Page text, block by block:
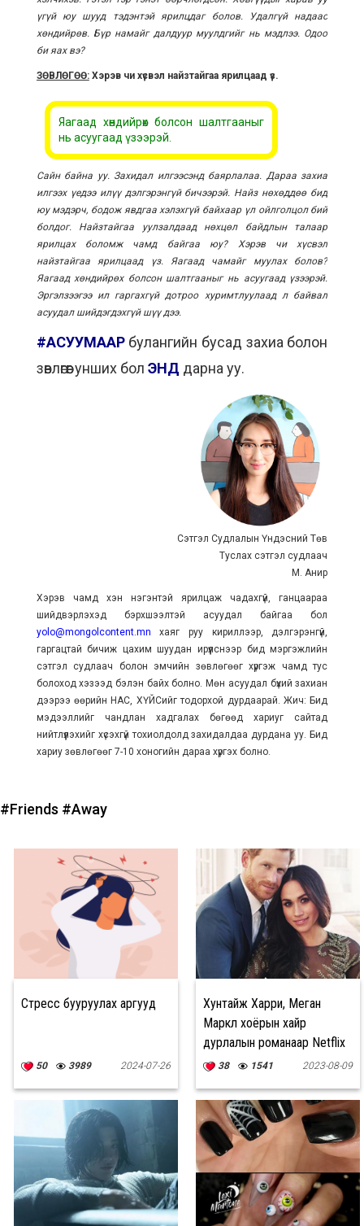
үгүй юу шууд тэдэнтэй ярилцдаг болов. Удалгүй надаас
хөндийрөв. Бүр намайг далдуур муулдгийг нь мэдлээ. Одоо
би яах вэ?
ЗӨВЛӨГӨӨ:Хэрэв чи хүсвэл найзтайгаа ярилцаад үз.
Яагаад хөндийрөх болсон шалтгааныг
нь асуугаад үзээрэй.
Сайн байна уу. Захидал илгээсэнд баярлалаа. Дараа захиа
илгээх үедээ илүү дэлгэрэнгүй бичээрэй. Найз нөхөддөө бид
юу мэдэрч, бодож явдгаа хэлэхгүй байхаар үл ойлголцол бий
болдог. Найзтайгаа уулзалдаад нөхцөл байдлын талаар
ярилцах боломж чамд байгаа юу? Хэрэв чи хүсвэл
найзтайгаа ярилцаад үз. Яагаад чамайг муулах болов?
Яагаад хөндийрөх болсон шалтгааныг нь асуугаад үзээрэй.
Эргэлзээгээ ил гаргахгүй дотроо хуримтлуулаад л байвал
асуудал шийдэгдэхгүй шүү дээ.
#АСУУМААР булангийн бусад захиа болон
зөвлөгөөг унших бол ЭНД дарна уу.
Сэтгэл Судлалын Үндэсний Төв
Туслах сэтгэл судлаач
М. Анир
Хэрэв чамд хэн нэгэнтэй ярилцаж чадахгүй, ганцаараа
шийдвэрлэхэд бэрхшээлтэй асуудал байгаа бол
yolo@mongolcontent.mn хаяг руу кириллээр, дэлгэрэнгүй,
гаргацтай бичиж цахим шуудан ирүүлснээр бид мэргэжлийн
сэтгэл судлаач болон эмчийн зөвлөгөөг хүргэж чамд тус
болоход хэзээд бэлэн байх болно. Мөн асуудал бүхий захиан
дээрээ өөрийн НАС, ХҮЙСийг тодорхой дурдаарай. Жич: Бид
мэдээллийг чандлан хадгалах бөгөөд хариуг сайтад
нийтлүүлэхийг хүсэхгүй тохиолдолд захидалдаа дурдана уу. Бид
хариу зөвлөгөөг 7-10 хоногийн дараа хүргэх болно.
#Friends #Away
Стресс бууруулах аргууд
50 3989 2024-07-26
Хунтайж Харри, Меган
Маркл хоёрын хайр
дурлалын романаар Netflix
кино хийнэ
38 1541 2023-08-09